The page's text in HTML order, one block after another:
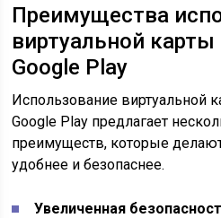
Преимущества
виртуальной
Google Play
Использование виртуальной
Google Play предлагает
преимуществ, которые
удобнее и безопаснее.
Увеличенная